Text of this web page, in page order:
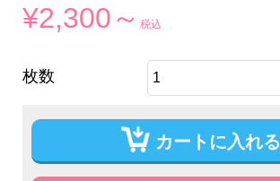
¥2,300～税込
枚数
カートに入れる